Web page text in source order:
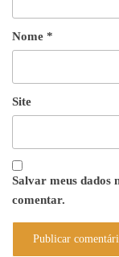
Nome *
Site
Salvar meus dados
comentar.